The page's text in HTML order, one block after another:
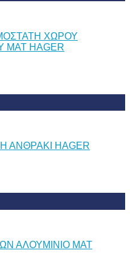
ΧΩΡΟΥ
ΜΑΤ HAGER
ΑΝΘΡΑΚΙ HAGER
ΑΛΟΥΜΙΝΙΟ ΜΑΤ